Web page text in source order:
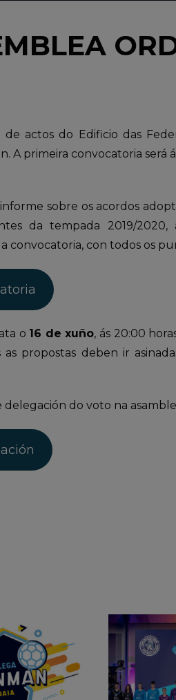
actos do Edificio das
A primeira convocatoria será
sobre os acordos
da tempada 2019/
convocatoria, con todos os
o 16 de xuño, ás 20:00
as propostas deben ir
do voto na